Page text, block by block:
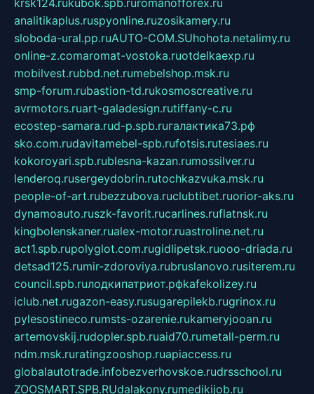
analitikaplus.ruspyonline.ruzosikamery.ru
sloboda-ural.pp.ruAUTO-COM.SUhohota.netalimy.ru
online-z.comaromat-vostoka.ruotdelkaexp.ru
mobilvest.rubbd.net.rumebelshop.msk.ru
smp-forum.rubastion-td.rukosmoscreative.ru
avrmotors.ruart-galadesign.rutiffany-c.ru
ecostep-samara.rud-p.spb.ruгалактика73.рф
sko.com.rudavitamebel-spb.rufotsis.rutesiaes.ru
kokoroyari.spb.rublesna-kazan.rumossilver.ru
lenderoq.rusergeydobrin.rutochkazvuka.msk.ru
people-of-art.rubezzubova.ruclubtibet.ruorior-aks.ru
dynamoauto.ruszk-favorit.rucarlines.ruflatnsk.ru
kingbolenskaner.rualex-motor.ruastroline.net.ru
act1.spb.rupolyglot.com.rugidlipetsk.ruooo-driada.ru
detsad125.rumir-zdoroviya.rubruslanovo.rusiterem.ru
council.spb.ruлодкипатриот.рфkafekolizey.ru
iclub.net.rugazon-easy.rusugarepilekb.rugrinox.ru
pylesostineco.rumsts-ozarenie.rukameryjooan.ru
artemovskij.rudopler.spb.ruaid70.rumetall-perm.ru
ndm.msk.ruratingzooshop.ruapiaccess.ru
globalautotrade.infobezverhovskoe.rudrsschool.ru
ZOOSMART.SPB.RUdalakony.rumedikijob.ru